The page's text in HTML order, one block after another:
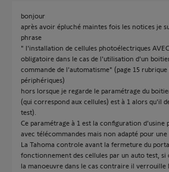
bonjour
après avoir épluché maintes fois les notices je
phrase
" l'installation de cellules photoélectriques
obligatoire dans le cas de l'utilisation d'un
commande de l'automatisme" (page 15
périphériques)
hors lorsque je regarde le paramétrage du
(qui correspond aux cellules) est à 1 alors qu'il
test).
Ce paramétrage à 1 est la configuration
avec télécommandes mais non adapté pour une
La Tahoma controle avant la fermeture du
fonctionnement des cellules par un auto test, si
la manoeuvre dans le cas contraire il verrouille